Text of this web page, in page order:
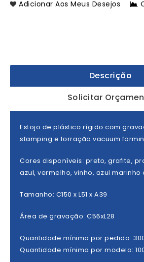
Adicionar Aos Meus Desejos
Descrição
Solicitar
Estojo de plástico rígido com
stamping e forração vacuum
Cores disponíveis: preto, grafite,
azul, vermelho, vinho, azul marinho
Tamanho: C150 x L51 x A39
Área de gravação: C56xL28
Quantidade mínima por pedido:
Quantidade mínima por modelo: